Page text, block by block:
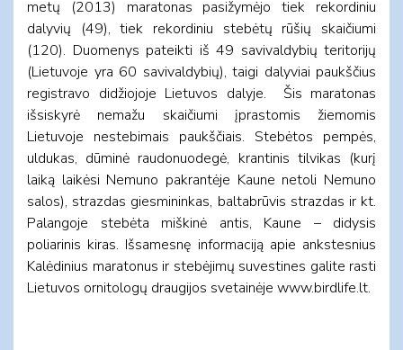
metų (2013) maratonas pasižymėjo tiek rekordiniu
dalyvių (49), tiek rekordiniu stebėtų rūšių skaičiumi
(120). Duomenys pateikti iš 49 savivaldybių teritorijų
(Lietuvoje yra 60 savivaldybių), taigi dalyviai paukščius
registravo didžiojoje Lietuvos dalyje. Šis maratonas
išsiskyrė nemažu skaičiumi įprastomis žiemomis
Lietuvoje nestebimais paukščiais. Stebėtos pempės,
uldukas, dūminė raudonuodegė, krantinis tilvikas (kurį
laiką laikėsi Nemuno pakrantėje Kaune netoli Nemuno
salos), strazdas giesmininkas, baltabrūvis strazdas ir kt.
Palangoje stebėta miškinė antis, Kaune – didysis
poliarinis kiras. Išsamesnę informaciją apie ankstesnius
Kalėdinius maratonus ir stebėjimų suvestines galite rasti
Lietuvos ornitologų draugijos svetainėje www.birdlife.lt.